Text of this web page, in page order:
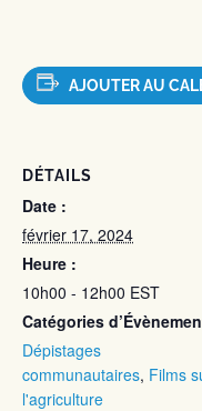
AJOUTER AU
DÉTAILS
Date :
février 17, 2024
Heure :
10h00 - 12h00 EST
Catégories
Dépistages
communautaires, Films
l'agriculture